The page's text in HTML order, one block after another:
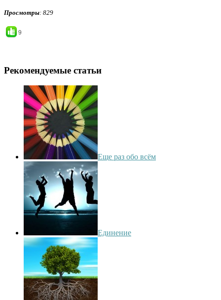
Просмотры: 829
9
Рекомендуемые статьи
Еще раз обо всём
Единение